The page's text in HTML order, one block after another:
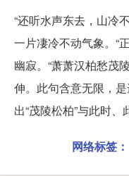
“还听水声东去，山冷
一片凄冷不动气象。“
幽寂。“萧萧汉柏愁茂
伸。此句含意无限，
出“茂陵松柏”与此时、
网络标签：